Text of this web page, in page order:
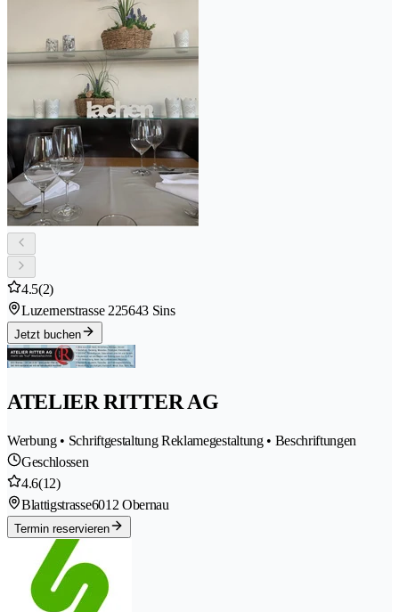
4.5(2)
Luzernerstrasse 225643 Sins
Jetzt buchen
ATELIER RITTER AG
Werbung • Schriftgestaltung Reklamegestaltung • Beschriftungen
Geschlossen
4.6(12)
Blattigstrasse6012 Obernau
Termin reservieren